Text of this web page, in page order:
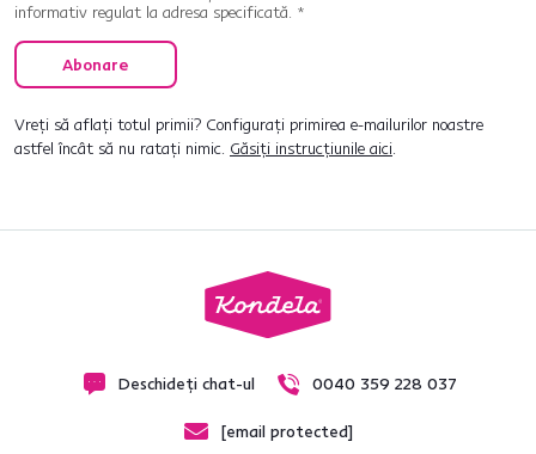
informativ regulat la adresa specificată. *
Abonare
Vreți să aflați totul primii? Configurați primirea e-mailurilor noastre
astfel încât să nu ratați nimic. Găsiți instrucțiunile aici.
Deschideți chat-ul 0040 359 228 037
[email protected]